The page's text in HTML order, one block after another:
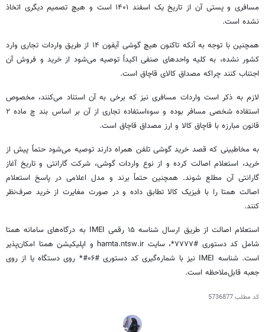
مسافری و پستی آن از تاریخ یک اسفند ۱۴۰۱ است و هیچ تصمیم دیگری اتخاذ
نشده است.
همچنین با توجه به آنکه تاکنون هیچ گوشی آیفون ۱۴ از طریق واردات تجاری وارد
کشور نشده، به کلیه واحدهای صنفی اکیداً توصیه می‌شود از خرید و فروش آن
اجتناب کنند چراکه مصداق کالای قاچاق است.
لازم به ذکر است واردات مسافری نیز که برخی به آن استناد می‌کنند، مخصوص
استفاده شخصی مسافر بوده و سوءاستفاده تجاری از آن بر اساس بند چ ماده ۲
قانون مبارزه با قاچاق کالا و ارز مصداق قاچاق است.
به مخاطبینی که قصد خرید گوشی تلفن همراه دارند توصیه می‌شود حتماً پیش از
خرید، استعلام اصالت کرده و از نوع واردات گوشی، شرکت گارانتی و تاریخ آغاز
گارانتی آن مطلع شوند. همچنین حتماً برند و مدل اعلامی در پاسخ استعلام
اصالت همتا را با فیزیک کالا تطابق داده و در صورت مغایرت از خرید صرف‌نظر
کنند.
استعلام اصالت از طریق ارسال شناسه ۱۵ رقمی IMEI به درگاه‌های سامانه همتا
شامل کد دستوری #۷۷۷۷*، سایت hamta.ntsw.ir و اپلیکیشن همتا امکان‌پذیر
است. شناسه IMEI نیز با شماره‌گیری کد دستوری #۰۶#* روی دستگاه یا از روی
جعبه قابل‌ملاحظه است.
کد مطلب5736877